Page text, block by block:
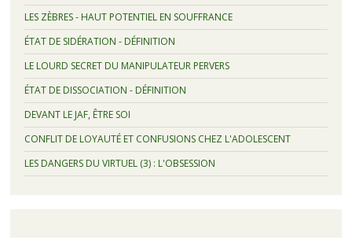
LES ZÈBRES - HAUT POTENTIEL EN SOUFFRANCE
ÉTAT DE SIDÉRATION - DÉFINITION
LE LOURD SECRET DU MANIPULATEUR PERVERS
ÉTAT DE DISSOCIATION - DÉFINITION
DEVANT LE JAF, ÊTRE SOI
CONFLIT DE LOYAUTÉ ET CONFUSIONS CHEZ L'ADOLESCENT
LES DANGERS DU VIRTUEL (3) : L'OBSESSION